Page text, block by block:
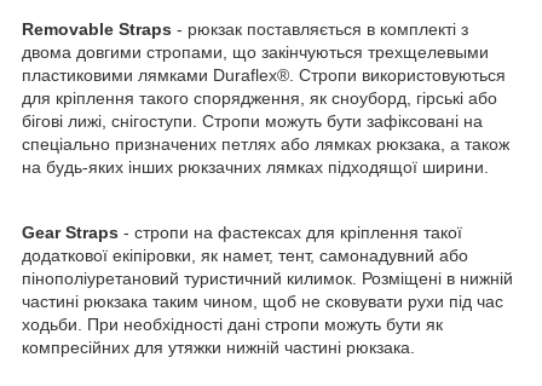
Removable Straps - рюкзак поставляється в комплекті з
двома довгими стропами, що закінчуються трехщелевыми
пластиковими лямками Duraflex®. Стропи використовуються
для кріплення такого спорядження, як сноуборд, гірські або
бігові лижі, снігоступи. Стропи можуть бути зафіксовані на
спеціально призначених петлях або лямках рюкзака, а також
на будь-яких інших рюкзачних лямках підходящої ширини.
Gear Straps - стропи на фастексах для кріплення такої
додаткової екіпіровки, як намет, тент, самонадувний або
пінополіуретановий туристичний килимок. Розміщені в нижній
частині рюкзака таким чином, щоб не сковувати рухи під час
ходьби. При необхідності дані стропи можуть бути як
компресійних для утяжки нижній частині рюкзака.